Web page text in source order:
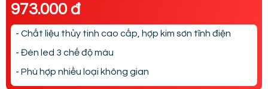
973.000 đ
- Chất liệu thủy tinh cao cấp, hợp kim sơn tĩnh điện
- Đèn led 3 chế độ màu
- Phù hợp nhiều loại không gian